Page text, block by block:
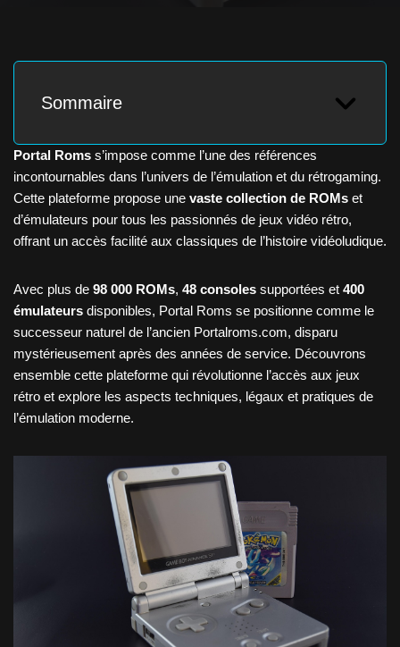
Sommaire
Portal Roms s’impose comme l’une des références
incontournables dans l’univers de l’émulation et du rétrogaming.
Cette plateforme propose une vaste collection de ROMs et
d’émulateurs pour tous les passionnés de jeux vidéo rétro,
offrant un accès facilité aux classiques de l’histoire vidéoludique.
Avec plus de 98 000 ROMs, 48 consoles supportées et 400
émulateurs disponibles, Portal Roms se positionne comme le
successeur naturel de l’ancien Portalroms.com, disparu
mystérieusement après des années de service. Découvrons
ensemble cette plateforme qui révolutionne l’accès aux jeux
rétro et explore les aspects techniques, légaux et pratiques de
l’émulation moderne.